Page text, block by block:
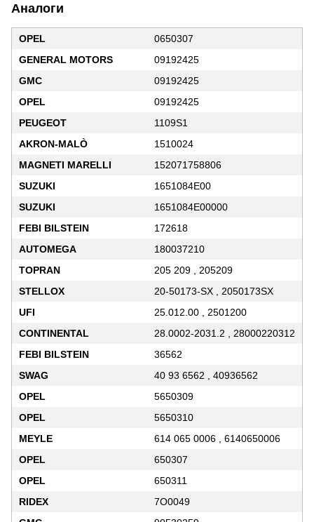
Аналоги
OPEL
0650307
GENERAL MOTORS
09192425
GMC
09192425
OPEL
09192425
PEUGEOT
1109S1
AKRON-MALÒ
1510024
MAGNETI MARELLI
152071758806
SUZUKI
1651084E00
SUZUKI
1651084E00000
FEBI BILSTEIN
172618
AUTOMEGA
180037210
TOPRAN
205 209 , 205209
STELLOX
20-50173-SX , 2050173SX
UFI
25.012.00 , 2501200
CONTINENTAL
28.0002-2031.2 , 28000220312
FEBI BILSTEIN
36562
SWAG
40 93 6562 , 40936562
OPEL
5650309
OPEL
5650310
MEYLE
614 065 0006 , 6140650006
OPEL
650307
OPEL
650311
RIDEX
7O0049